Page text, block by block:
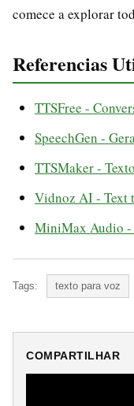
comece a explorar
Referencias
TTSFree -
SpeechGen -
TTSMaker -
Vidnoz AI - Text
MiniMax Audio -
Tags: texto para voz
COMPARTILHAR